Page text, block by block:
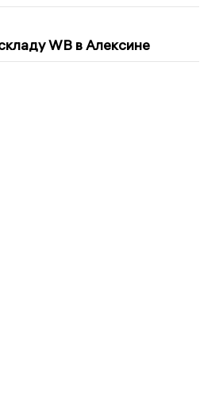
WB в Алексине